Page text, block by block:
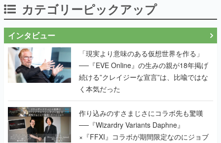
カテゴリーピックアップ
インタビュー
「現実より意味のある仮想世界を作る」
──『EVE Online』の生みの親が18年掲げ
続ける”クレイジーな宣言”は、比喩ではな
く本気だった
作り込みのすさまじさにコラボ先も驚嘆
──『Wizardry Variants Daphne』
×『FFXI』コラボが期間限定なのにジョブ